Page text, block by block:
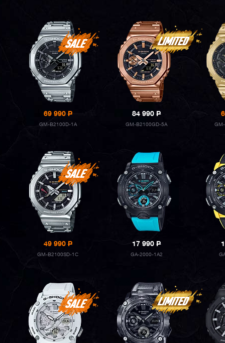
69 990P
GM-B2100D-1A
84 990P
GM-B2100GD-5A
49 990P
GM-B2100SD-1C
17 990P
GA-2000-1A2